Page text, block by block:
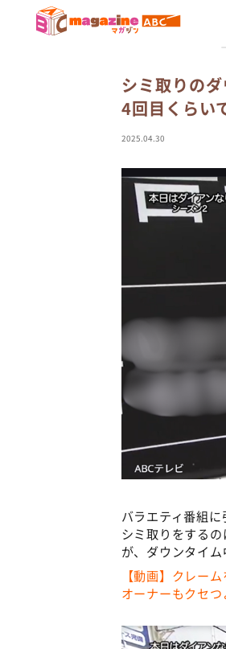
新着 インタビ
シミ取りの
4回目くらい
2025.04.30
バラエティ番組
シミ取りをする
が、ダウンタイ
【動画】クレー
オーナーもクセつ